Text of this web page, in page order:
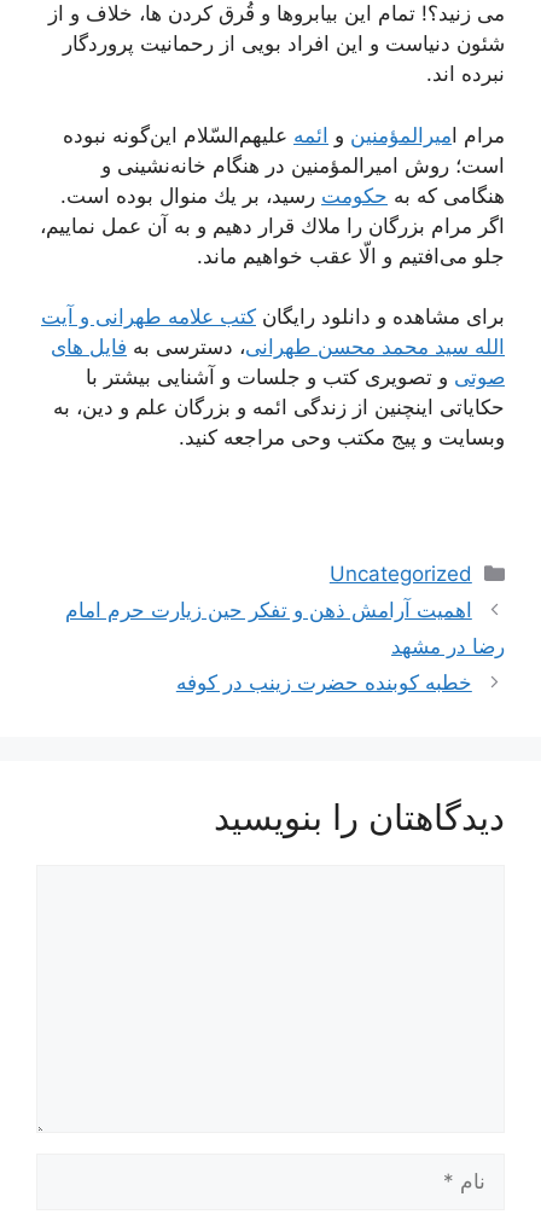
می زنید؟! تمام این بیابروها و قُرق كردن ها، خلاف و از
شئون دنیاست و این افراد بویی از رحمانیت پروردگار
نبرده اند.
مرام امیرالمؤمنین و ائمه علیهم‌السّلام این‌گونه نبوده
است؛ روش امیرالمؤمنین در هنگام خانه‌نشینی و
هنگامی كه به حكومت رسید، بر یك منوال بوده است.
اگر مرام بزرگان را ملاك قرار دهیم و به آن عمل نماییم،
جلو می‌افتیم و الّا عقب خواهیم ماند.
برای مشاهده و دانلود رایگان کتب علامه طهرانی و آیت
الله سید محمد محسن طهرانی، دسترسی به فایل های
صوتی و تصویری کتب و جلسات و آشنایی بیشتر با
حکایاتی اینچنین از زندگی ائمه و بزرگان علم و دین، به
وبسایت و پیج مکتب وحی مراجعه کنید.
دسته‌ها
Uncategorized
ناوبری
نوشته‌ها
اهمیت آرامش ذهن و تفکر حین زیارت حرم امام
رضا در مشهد
خطبه کوبنده حضرت زینب در کوفه
دیدگاهتان را بنویسید